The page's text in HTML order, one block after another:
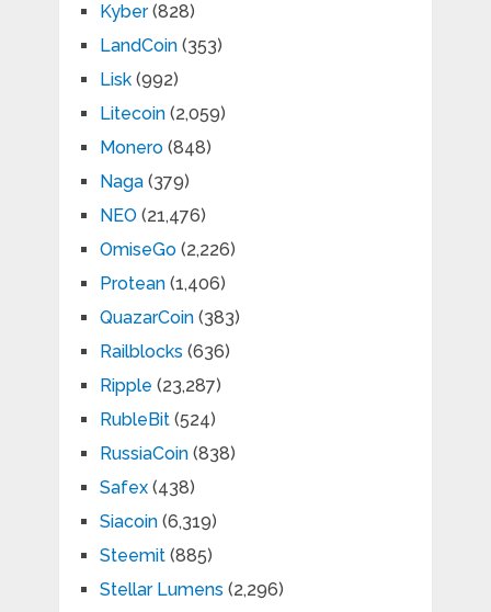
Kyber(828)
LandCoin(353)
Lisk(992)
Litecoin(2,059)
Monero(848)
Naga(379)
NEO (21,476)
OmiseGo(2,226)
Protean(1,406)
QuazarCoin(383)
Railblocks (636)
Ripple (23,287)
RubleBit(524)
RussiaCoin(838)
Safex(438)
Siacoin(6,319)
Steemit(885)
Stellar Lumens (2,296)